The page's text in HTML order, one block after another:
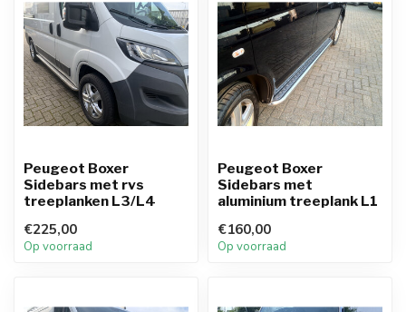
Peugeot Boxer
Sidebars met rvs
treeplanken L3/L4
€225,00
Op voorraad
Peugeot Boxer
Sidebars met
aluminium treeplank L1
€160,00
Op voorraad